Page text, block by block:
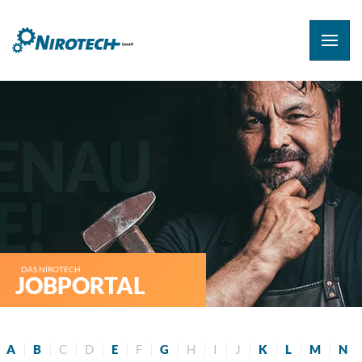
DAS NIROTECH
JOBPORTAL
A B C D E F G H I J K L M
N